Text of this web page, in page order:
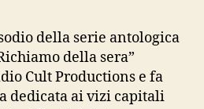
della serie antologica
della sera”
Cult Productions e fa
dedicata ai vizi capitali